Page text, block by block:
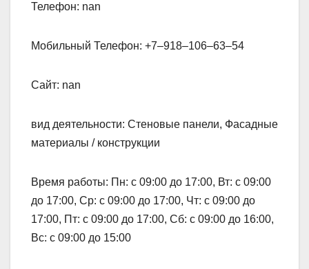
Телефон: nan
Мобильный Телефон: +7‒918‒106‒63‒54
Сайт: nan
вид деятельности: Стеновые панели, Фасадные
материалы / конструкции
Время работы: Пн: с 09:00 до 17:00, Вт: с 09:00
до 17:00, Ср: с 09:00 до 17:00, Чт: с 09:00 до
17:00, Пт: с 09:00 до 17:00, Сб: с 09:00 до 16:00,
Вс: с 09:00 до 15:00